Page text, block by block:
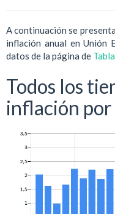
A continuación se
inflación anual en Unión
datos de la página de
Todos los
inflación por